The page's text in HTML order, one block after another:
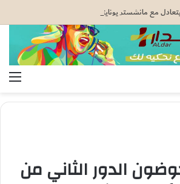
مع مانشستر يونايتد قبل كأس السوبر الأوروبي
الدور الثاني من